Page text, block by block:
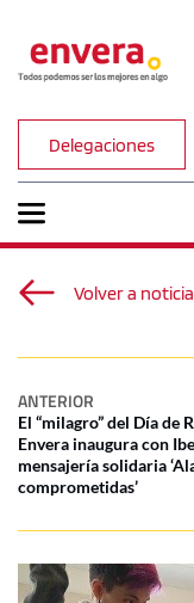
Delegaciones
Volver a
ANTERIOR
El “milagro” del Día de
Envera inaugura con
mensajería solidaria
comprometidas’